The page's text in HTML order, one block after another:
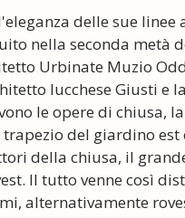
delle sue
nella seconda metà
Urbinate Muzio
lucchese Giusti e
le opere di chiusa,
del giardino
della chiusa, il
Il tutto venne così
alternativamente